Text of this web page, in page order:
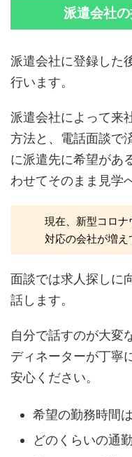
派遣会社
派遣会社に登録した
行います。
派遣会社によって来
方法と、電話面談で
に派遣先に希望があ
わせてそのまま見学
現在、新型コロ
対応の会社が増え
面談では求人探しに
話します。
自分で話すのが大変
ディネーターが丁寧
安心ください。
希望の勤務時間
どのくらいの通